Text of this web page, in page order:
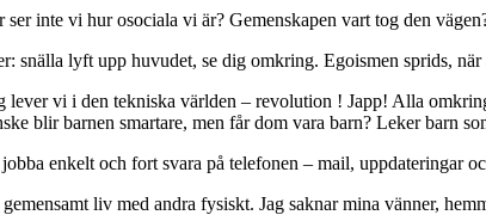
ser inte vi hur osociala vi är? Gemenskapen vart tog den
snälla lyft upp huvudet, se dig omkring. Egoismen sprids,
lever vi i den tekniska världen – revolution ! Japp! Alla
blir barnen smartare, men får dom vara barn? Leker barn
enkelt och fort svara på telefonen – mail, uppdateringar
liv med andra fysiskt. Jag saknar mina vänner,